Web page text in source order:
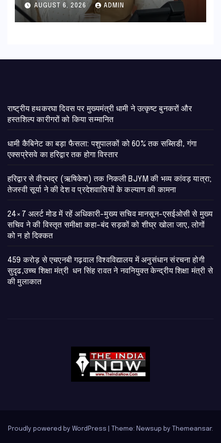
शीघ्र खोला जाए, लोगों को न हो दिक्कत
AUGUST 6, 2026 ADMIN
राष्ट्रीय हथकरघा दिवस पर मुख्यमंत्री धामी ने उत्कृष्ट बुनकरों और
हस्तशिल्प कारीगरों को किया सम्मानित
​धामी कैबिनेट का बड़ा फैसला: पशुपालकों को 60% तक सब्सिडी, गंगा
एक्सप्रेसवे का हरिद्वार तक होगा विस्तार
​हरिद्वार से वीरभद्र (ऋषिकेश) तक निकली BJYM की भव्य कांवड़ यात्रा;
तेजस्वी सूर्या ने की देश व प्रदेशवासियों के कल्याण की कामना
24×7 अलर्ट मोड में रहें अधिकारी-मुख्य सचिव मानसून-एसईओसी से मुख्य
सचिव ने की विस्तृत समीक्षा कहा-बंद सड़कों को शीघ्र खोला जाए, लोगों
को न हो दिक्कत
459 करोड़ से एचएनबी गढ़वाल विश्वविद्यालय में अनुसंधान संरचना होगी
सुदृढ,उच्च शिक्षा मंत्री धन सिंह रावत ने नवनियुक्त केन्द्रीय शिक्षा मंत्री से
की मुलाकात
Proudly powered by WordPress Theme: Newsup by Themeansar.